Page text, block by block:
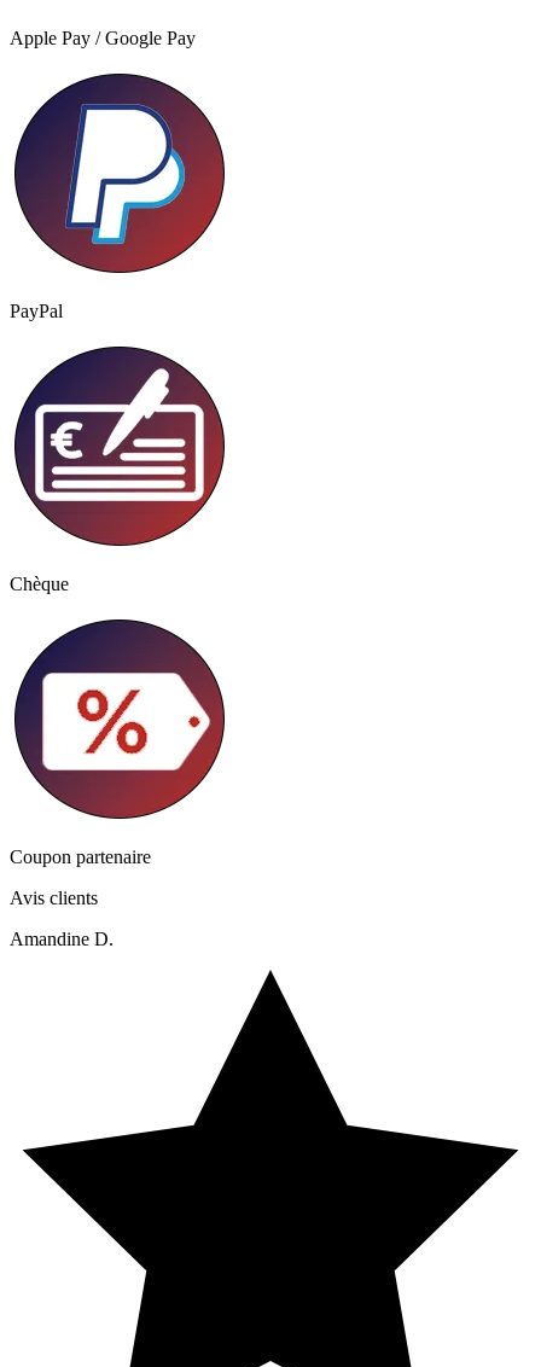
Apple Pay / Google Pay
PayPal
Chèque
Coupon partenaire
Avis clients
Amandine D.